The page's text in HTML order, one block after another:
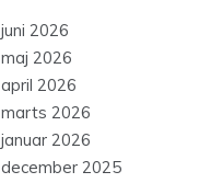
juni 2026
maj 2026
april 2026
marts 2026
januar 2026
december 2025